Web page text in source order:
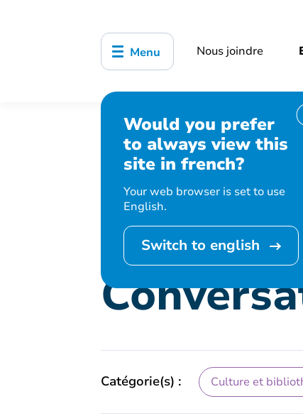
Menu Nous joindre
Would you prefer
to always view this
site in french?
Your web browser is set to use
English.
Switch to english
Accueil Bibliothèque, culture,
Conversation en italien
Cet
Catégorie(s) : Culture et